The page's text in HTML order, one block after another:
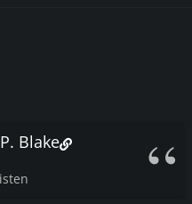
Blake